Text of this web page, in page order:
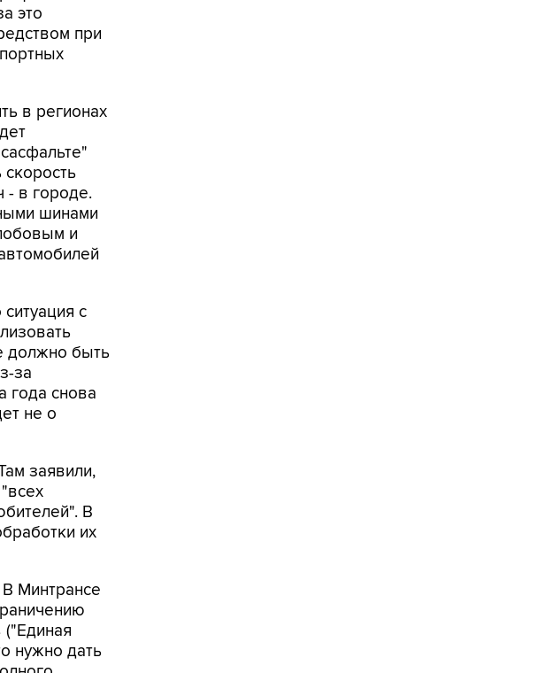
это
при
в регионах
- в городе.
шинами
и
с
должно быть
за
года снова
не о
заявили,
В
их
Минтрансе
нужно дать